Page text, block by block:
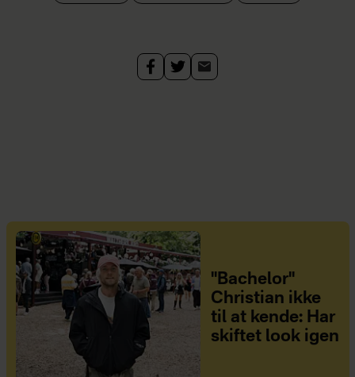
"Bachelor"
Christian ikke
til at kende: Har
skiftet look igen